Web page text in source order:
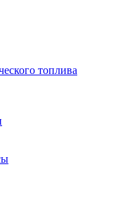
топлива